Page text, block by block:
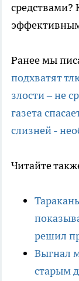
средствами?
Ранее мы
подхватят
злости – не
газета
слизней -
Читайте
решил
Выгнал
старым